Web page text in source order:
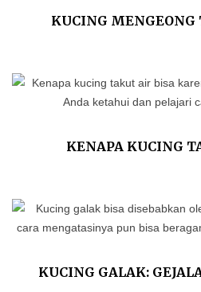
KUCING MENGEONG
KENAPA KUCING
KUCING GALAK: